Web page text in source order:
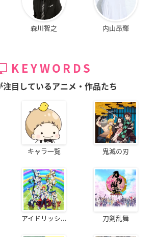
森川智之 内山昂輝
KEYWORDS
注目しているアニメ・作品たち
キャラ一覧 鬼滅の刃
アイドリッシ... 刀剣乱舞